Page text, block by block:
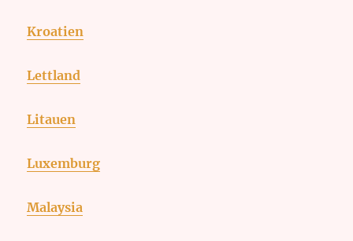
Kroatien
Lettland
Litauen
Luxemburg
Malaysia